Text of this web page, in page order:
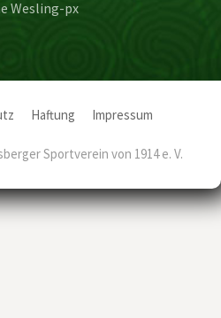
Haftung Impressum
Sportverein von 1914 e. V.